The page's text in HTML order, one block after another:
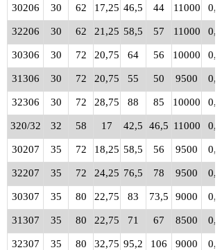
30206 30 62 17,25 46,5 44 11000 0,23
32206 30 62 21,25 58,5 57 11000 0,28
30306 30 72 20,75 64 56 10000 0,39
31306 30 72 20,75 55 50 9500 0,39
32306 30 72 28,75 88 85 10000 0,55
320/32 32 58 17 42,5 46,5 11000 0,19
30207 35 72 18,25 58,5 56 9500 0,32
32207 35 72 24,25 76,5 78 9500 0,43
30307 35 80 22,75 83 73,5 9000 0,52
31307 35 80 22,75 71 67 8500 0,52
32307 35 80 32,75 95,2 106 9000 0,73